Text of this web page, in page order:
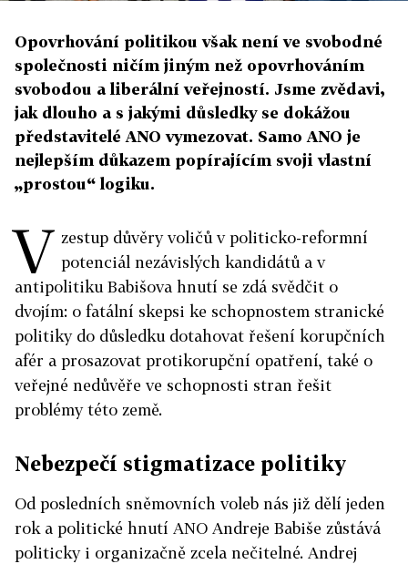
Opovrhování politikou však není ve svobodné
společnosti ničím jiným než opovrhováním
svobodou a liberální veřejností. Jsme zvědavi,
jak dlouho a s jakými důsledky se dokážou
představitelé ANO vymezovat. Samo ANO je
nejlepším důkazem popírajícím svoji vlastní
„prostou“ logiku.
V zestup důvěry voličů v politicko-reformní
potenciál nezávislých kandidátů a v
antipolitiku Babišova hnutí se zdá svědčit o
dvojím: o fatální skepsi ke schopnostem stranické
politiky do důsledku dotahovat řešení korupčních
afér a prosazovat protikorupční opatření, také o
veřejné nedůvěře ve schopnosti stran řešit
problémy této země.
Nebezpečí stigmatizace politiky
Od posledních sněmovních voleb nás již dělí jeden
rok a politické hnutí ANO Andreje Babiše zůstává
politicky i organizačně zcela nečitelné. Andrej